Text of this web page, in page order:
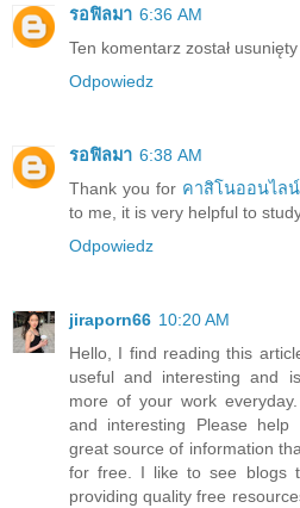
รอฟิลมา 6:36 AM
Ten komentarz został
Odpowiedz
รอฟิลมา 6:38 AM
Thank you for คาสิโนออนไลน์
to me, it is very helpful to
Odpowiedz
jiraporn66 10:20 AM
Hello, I find reading this
useful and interesting and
more of your work
and interesting Please
great source of information
for free. I like to see blogs
providing quality free